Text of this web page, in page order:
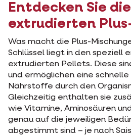
Entdecken Sie
extrudierten
Was macht die Plus-
Schlüssel liegt in den speziell
extrudierten Pellets. Diese
und ermöglichen eine
Nährstoffe durch den
Gleichzeitig enthalten sie
wie Vitamine, Aminosäuren
genau auf die jeweiligen
abgestimmt sind – je nach